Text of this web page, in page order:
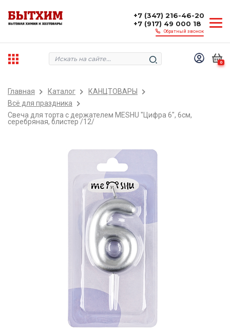
+7 (347) 216-46-20
+7 (917) 49 000 18
Обратный звонок
0
Главная Каталог
КАНЦТОВАРЫ
Всё для праздника
Свеча для торта с держателем MESHU "Цифра 6", 6см,
серебряная, блистер /12/